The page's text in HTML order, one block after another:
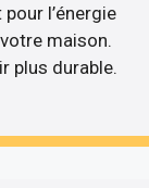
l’énergie
maison.
plus durable.